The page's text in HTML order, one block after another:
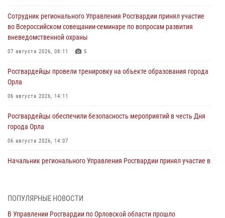
Сотрудник регионального Управления Росгвардии принял участие
во Всероссийском совещании-семинаре по вопросам развития
вневедомственной охраны
07 августа 2026, 08:11 5
Росгвардейцы провели тренировку на объекте образования города
Орла
06 августа 2026, 14:11
Росгвардейцы обеспечили безопасность мероприятий в честь Дня
города Орла
06 августа 2026, 14:07
Начальник регионального Управления Росгвардии принял участие в
первое полугодие
ПОПУЛЯРНЫЕ НОВОСТИ
В Управлении Росгвардии по Орловской области прошло